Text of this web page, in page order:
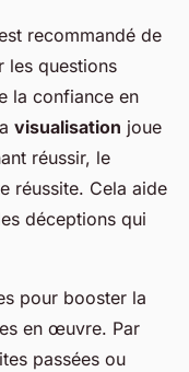
recommandé de
les questions
la confiance en
visualisation joue
réussir, le
réussite. Cela aide
déceptions qui
pour booster la
en œuvre. Par
passées ou